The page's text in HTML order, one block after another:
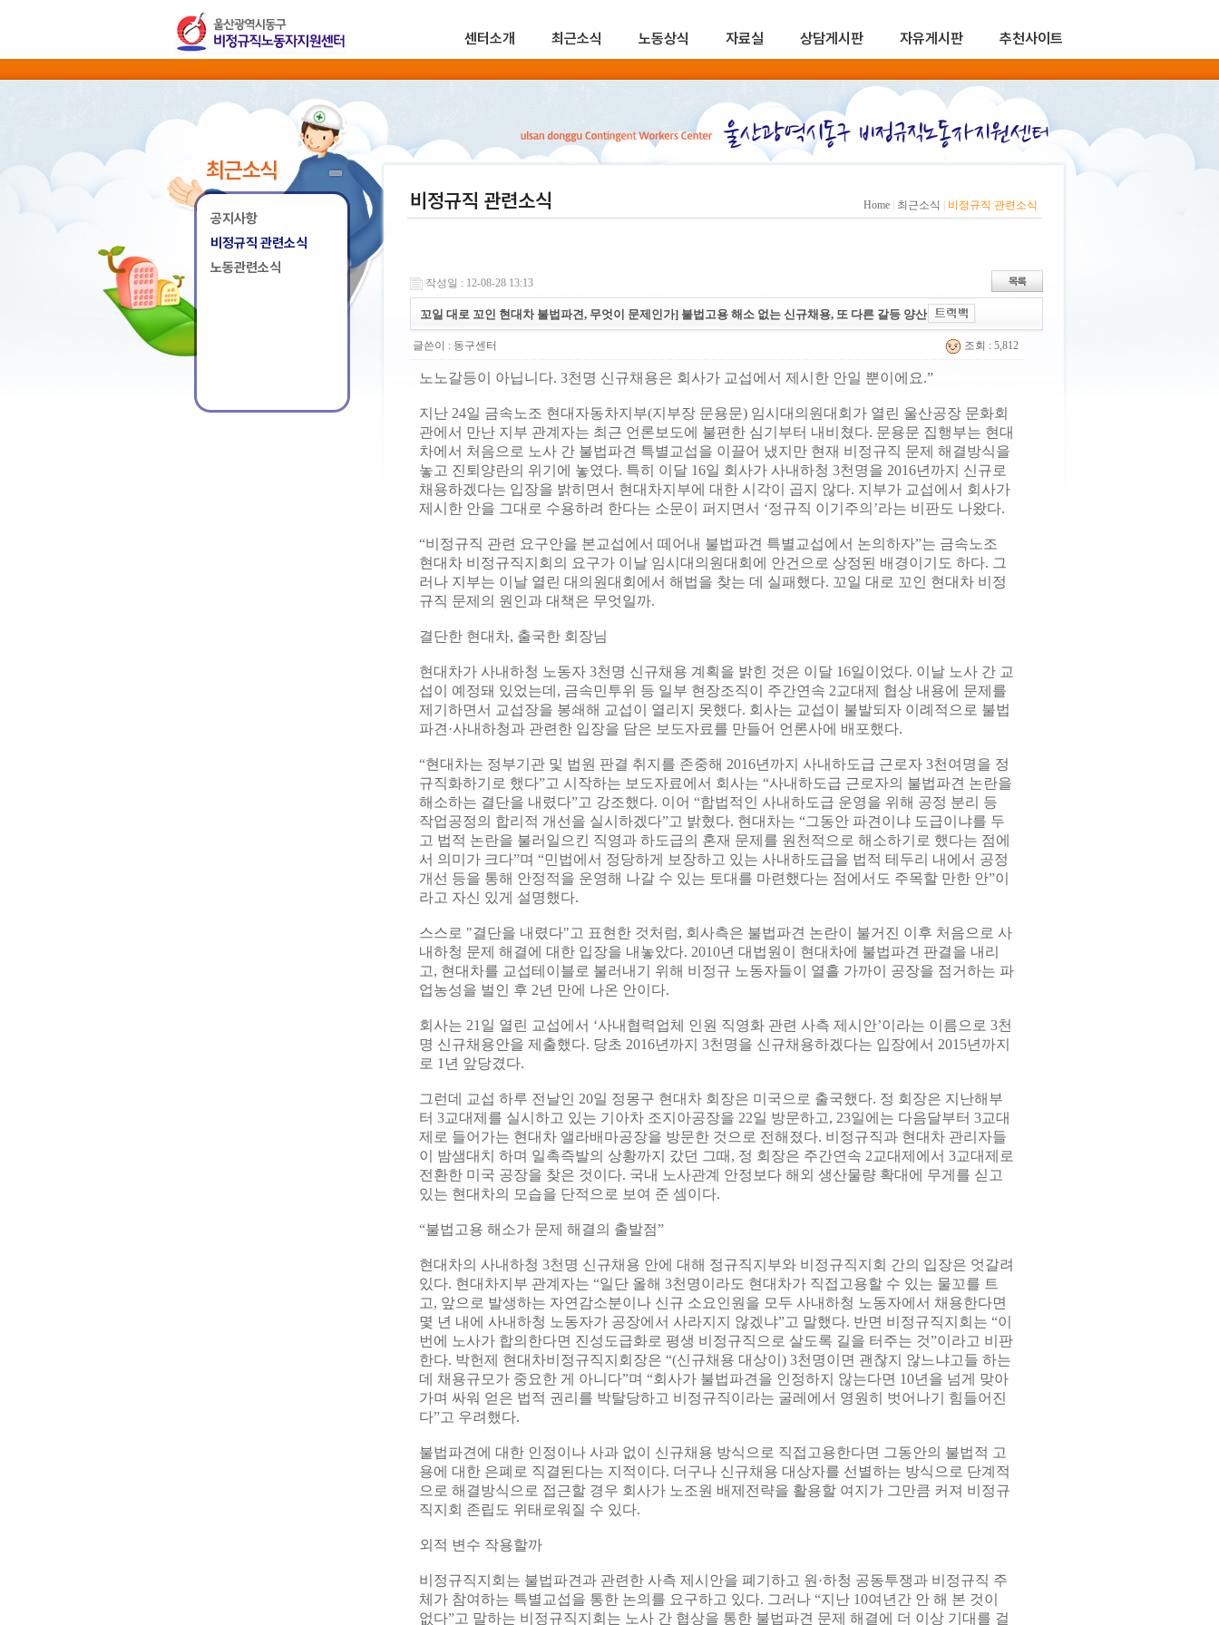
센터소개 최근소식 노동상식 자료실 상담게시판 자유게시판 추천사이트
최근소식
공지사항
비정규직 관련소식
노동관련소식
비정규직 관련소식 Home 최근소식 비정규직 관련소식
작성일 : 12-08-28 13:13
꼬일 대로 꼬인 현대차 불법파견, 무엇이 문제인가] 불법고용 해소 없는 신규채용, 또 다른 갈등 양산
글쓴이 : 동구센터 조회 : 5,812
노노갈등이 아닙니다. 3천명 신규채용은 회사가 교섭에서 제시한 안일 뿐이에요.”
지난 24일 금속노조 현대자동차지부(지부장 문용문) 임시대의원대회가 열린 울산공장 문화회
관에서 만난 지부 관계자는 최근 언론보도에 불편한 심기부터 내비쳤다. 문용문 집행부는 현대
차에서 처음으로 노사 간 불법파견 특별교섭을 이끌어 냈지만 현재 비정규직 문제 해결방식을
놓고 진퇴양란의 위기에 놓였다. 특히 이달 16일 회사가 사내하청 3천명을 2016년까지 신규로
채용하겠다는 입장을 밝히면서 현대차지부에 대한 시각이 곱지 않다. 지부가 교섭에서 회사가
제시한 안을 그대로 수용하려 한다는 소문이 퍼지면서 ‘정규직 이기주의’라는 비판도 나왔다.
“비정규직 관련 요구안을 본교섭에서 떼어내 불법파견 특별교섭에서 논의하자”는 금속노조
현대차 비정규직지회의 요구가 이날 임시대의원대회에 안건으로 상정된 배경이기도 하다. 그
러나 지부는 이날 열린 대의원대회에서 해법을 찾는 데 실패했다. 꼬일 대로 꼬인 현대차 비정
규직 문제의 원인과 대책은 무엇일까.
결단한 현대차, 출국한 회장님
현대차가 사내하청 노동자 3천명 신규채용 계획을 밝힌 것은 이달 16일이었다. 이날 노사 간 교
섭이 예정돼 있었는데, 금속민투위 등 일부 현장조직이 주간연속 2교대제 협상 내용에 문제를
제기하면서 교섭장을 봉쇄해 교섭이 열리지 못했다. 회사는 교섭이 불발되자 이례적으로 불법
파견·사내하청과 관련한 입장을 담은 보도자료를 만들어 언론사에 배포했다.
“현대차는 정부기관 및 법원 판결 취지를 존중해 2016년까지 사내하도급 근로자 3천여명을 정
규직화하기로 했다”고 시작하는 보도자료에서 회사는 “사내하도급 근로자의 불법파견 논란을
해소하는 결단을 내렸다”고 강조했다. 이어 “합법적인 사내하도급 운영을 위해 공정 분리 등
작업공정의 합리적 개선을 실시하겠다”고 밝혔다. 현대차는 “그동안 파견이냐 도급이냐를 두
고 법적 논란을 불러일으킨 직영과 하도급의 혼재 문제를 원천적으로 해소하기로 했다는 점에
서 의미가 크다”며 “민법에서 정당하게 보장하고 있는 사내하도급을 법적 테두리 내에서 공정
개선 등을 통해 안정적을 운영해 나갈 수 있는 토대를 마련했다는 점에서도 주목할 만한 안”이
라고 자신 있게 설명했다.
스스로 "결단을 내렸다"고 표현한 것처럼, 회사측은 불법파견 논란이 불거진 이후 처음으로 사
내하청 문제 해결에 대한 입장을 내놓았다. 2010년 대법원이 현대차에 불법파견 판결을 내리
고, 현대차를 교섭테이블로 불러내기 위해 비정규 노동자들이 열흘 가까이 공장을 점거하는 파
업농성을 벌인 후 2년 만에 나온 안이다.
회사는 21일 열린 교섭에서 ‘사내협력업체 인원 직영화 관련 사측 제시안’이라는 이름으로 3천
명 신규채용안을 제출했다. 당초 2016년까지 3천명을 신규채용하겠다는 입장에서 2015년까지
로 1년 앞당겼다.
그런데 교섭 하루 전날인 20일 정몽구 현대차 회장은 미국으로 출국했다. 정 회장은 지난해부
터 3교대제를 실시하고 있는 기아차 조지아공장을 22일 방문하고, 23일에는 다음달부터 3교대
제로 들어가는 현대차 앨라배마공장을 방문한 것으로 전해졌다. 비정규직과 현대차 관리자들
이 밤샘대치 하며 일촉즉발의 상황까지 갔던 그때, 정 회장은 주간연속 2교대제에서 3교대제로
전환한 미국 공장을 찾은 것이다. 국내 노사관계 안정보다 해외 생산물량 확대에 무게를 싣고
있는 현대차의 모습을 단적으로 보여 준 셈이다.
“불법고용 해소가 문제 해결의 출발점”
현대차의 사내하청 3천명 신규채용 안에 대해 정규직지부와 비정규직지회 간의 입장은 엇갈려
있다. 현대차지부 관계자는 “일단 올해 3천명이라도 현대차가 직접고용할 수 있는 물꼬를 트
고, 앞으로 발생하는 자연감소분이나 신규 소요인원을 모두 사내하청 노동자에서 채용한다면
몇 년 내에 사내하청 노동자가 공장에서 사라지지 않겠냐”고 말했다. 반면 비정규직지회는 “이
번에 노사가 합의한다면 진성도급화로 평생 비정규직으로 살도록 길을 터주는 것”이라고 비판
한다. 박헌제 현대차비정규직지회장은 “(신규채용 대상이) 3천명이면 괜찮지 않느냐고들 하는
데 채용규모가 중요한 게 아니다”며 “회사가 불법파견을 인정하지 않는다면 10년을 넘게 맞아
가며 싸워 얻은 법적 권리를 박탈당하고 비정규직이라는 굴레에서 영원히 벗어나기 힘들어진
다”고 우려했다.
불법파견에 대한 인정이나 사과 없이 신규채용 방식으로 직접고용한다면 그동안의 불법적 고
용에 대한 은폐로 직결된다는 지적이다. 더구나 신규채용 대상자를 선별하는 방식으로 단계적
으로 해결방식으로 접근할 경우 회사가 노조원 배제전략을 활용할 여지가 그만큼 커져 비정규
직지회 존립도 위태로워질 수 있다.
외적 변수 작용할까
비정규직지회는 불법파견과 관련한 사측 제시안을 폐기하고 원·하청 공동투쟁과 비정규직 주
체가 참여하는 특별교섭을 통한 논의를 요구하고 있다. 그러나 “지난 10여년간 안 해 본 것이
없다”고 말하는 비정규직지회는 노사 간 협상을 통한 불법파견 문제 해결에 더 이상 기대를 걸